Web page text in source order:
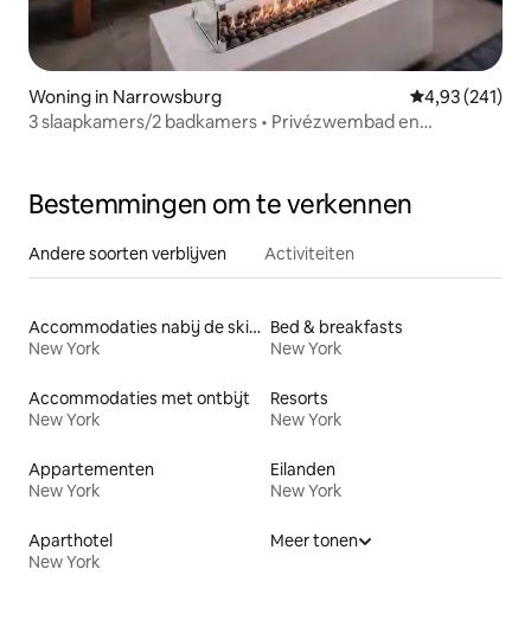
Woning in Narrowsburg Gemiddelde
4,93 (241)
3 slaapkamers/2 badkamers • Privézwembad en
Bestemmingen om te verkennen
Andere soorten verblijven Activiteiten
Accommodaties nabij de skipiste
New York
Bed & breakfasts
New York
Accommodaties met ontbijt
New York
Resorts
New York
Appartementen
New York
Eilanden
New York
Aparthotel
New York
Meer tonen